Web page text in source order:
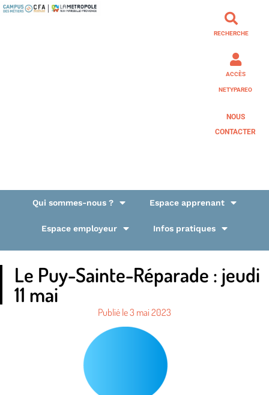
RECHERCHE
ACCÈS
NETYPAREO
NOUS
CONTACTER
Qui sommes-nous ? Espace apprenant
Espace employeur Infos pratiques
Le Puy-Sainte-Réparade : jeudi
11 mai
Publié le3 mai 2023